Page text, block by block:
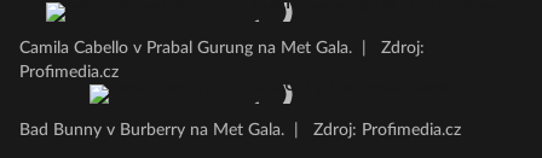
Camila Cabello v Prabal Gurung na Met Gala.
Zdroj:
Profimedia.cz
Bad Bunny v Burberry na Met Gala. Zdroj: Profimedia.cz